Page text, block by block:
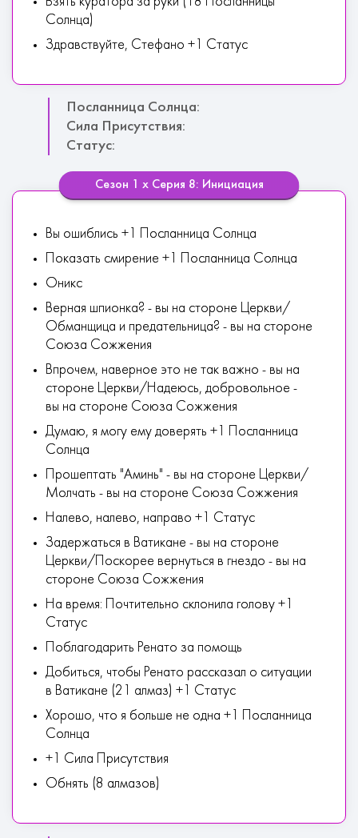
Солнца)
Здравствуйте, Стефано +1 Статус
Посланница Солнца:
Сила Присутствия:
Статус:
Сезон 1 х Серия 8: Инициация
Вы ошиблись +1 Посланница Солнца
Показать смирение +1 Посланница Солнца
Оникс
Верная шпионка? - вы на стороне Церкви/
Обманщица и предательница? - вы на стороне
Союза Сожжения
Впрочем, наверное это не так важно - вы на
стороне Церкви/Надеюсь, добровольное -
вы на стороне Союза Сожжения
Думаю, я могу ему доверять +1 Посланница
Солнца
Прошептать "Аминь" - вы на стороне Церкви/
Молчать - вы на стороне Союза Сожжения
Налево, налево, направо +1 Статус
Задержаться в Ватикане - вы на стороне
Церкви/Поскорее вернуться в гнездо - вы на
стороне Союза Сожжения
На время: Почтительно склонила голову +1
Статус
Поблагодарить Ренато за помощь
Добиться, чтобы Ренато рассказал о ситуации
в Ватикане (21 алмаз) +1 Статус
Хорошо, что я больше не одна +1 Посланница
Солнца
+1 Сила Присутствия
Обнять (8 алмазов)